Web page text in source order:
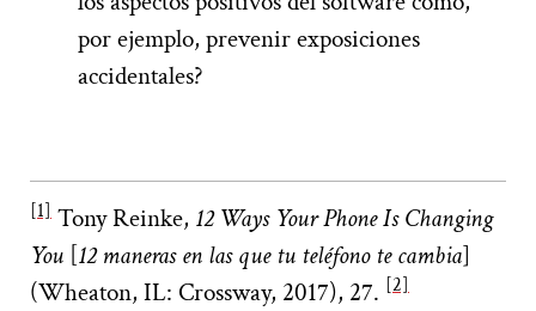
por ejemplo, prevenir exposiciones
accidentales?
[1] Tony Reinke, 12 Ways Your Phone Is Changing
You [12 maneras en las que tu teléfono te cambia]
(Wheaton, IL: Crossway, 2017), 27. [2]